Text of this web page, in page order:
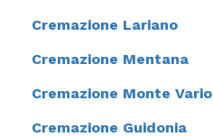
Cremazione Lariano
Cremazione Mentana
Cremazione Monte Vario
Cremazione Guidonia